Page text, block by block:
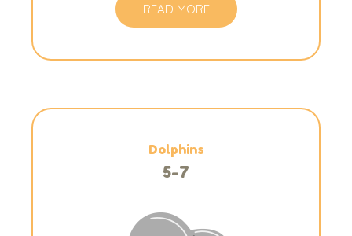
READ MORE
Dolphins
5-7